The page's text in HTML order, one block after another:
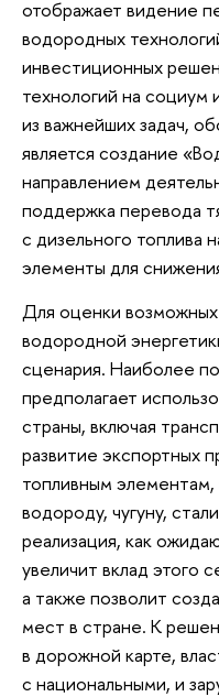
отображает видение
водородных
инвестиционных
технологий на
из важнейших задач,
является создание
направлением
поддержка перевода
с дизельного топлива
элементы для
Для оценки
водородной
сценария. Наиболее
предполагает
страны, включая
развитие экспортных
топливным
водороду, чугуну,
реализация, как
увеличит вклад этого
а также позволит
мест в стране. К
в дорожной карте,
с национальными, и